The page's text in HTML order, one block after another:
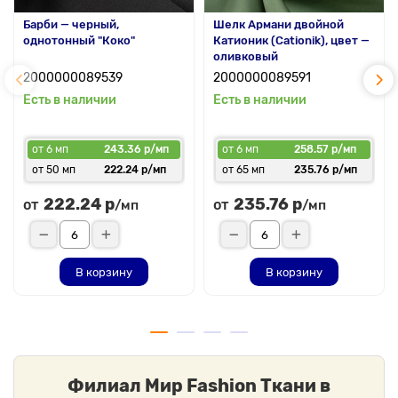
Барби — черный,
однотонный "Коко"
2000000089539
Есть в наличии
от 6 мп
243.36 р/мп
от 50 мп
222.24 р/мп
от 222.24 р/мп
В корзину
Шелк Армани двойной
Катионик (Cationik), цвет —
оливковый
2000000089591
Есть в наличии
от 6 мп
258.57 р/мп
от 65 мп
235.76 р/мп
от 235.76 р/мп
В корзину
Филиал Мир Fashion Ткани в